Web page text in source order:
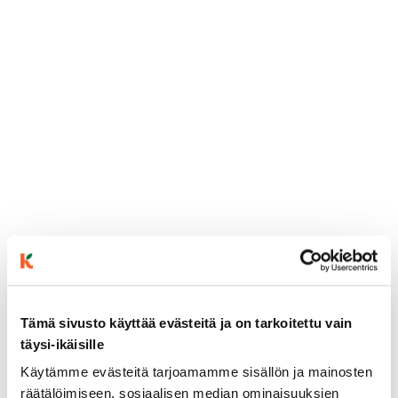
Tämä sivusto käyttää evästeitä ja on tarkoitettu vain
täysi-ikäisille
Käytämme evästeitä tarjoamamme sisällön ja mainosten
räätälöimiseen, sosiaalisen median ominaisuuksien